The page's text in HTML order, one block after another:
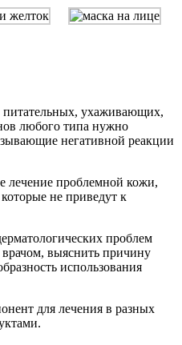
питательных, ухаживающих,
любого типа нужно
негативной реакции
лечение проблемной кожи,
не приведут к
проблем
врачом, выяснить причину
использования
для лечения в разных